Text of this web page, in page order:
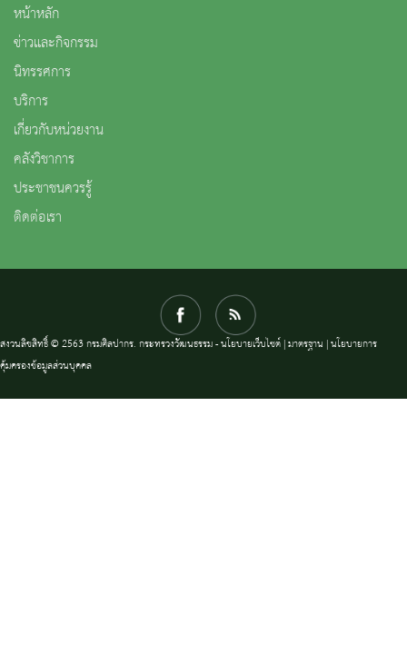
หน้าหลัก
ข่าวและกิจกรรม
นิทรรศการ
บริการ
เกี่ยวกับหน่วยงาน
คลังวิชาการ
ประชาชนควรรู้
ติดต่อเรา
สงวนลิขสิทธิ์ © 2563 กรมศิลปากร. กระทรวงวัฒนธรรม -นโยบายเว็บไซต์|มาตรฐาน |นโยบายการ
คุ้มครองข้อมูลส่วนบุคคล